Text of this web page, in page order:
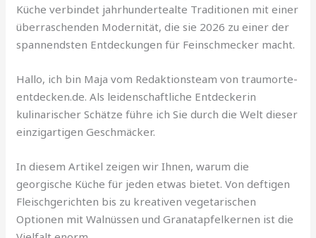
Küche verbindet jahrhundertealte Traditionen mit einer
überraschenden Modernität, die sie 2026 zu einer der
spannendsten Entdeckungen für Feinschmecker macht.
Hallo, ich bin Maja vom Redaktionsteam von traumorte-
entdecken.de. Als leidenschaftliche Entdeckerin
kulinarischer Schätze führe ich Sie durch die Welt dieser
einzigartigen Geschmäcker.
In diesem Artikel zeigen wir Ihnen, warum die
georgische Küche für jeden etwas bietet. Von deftigen
Fleischgerichten bis zu kreativen vegetarischen
Optionen mit Walnüssen und Granatapfelkernen ist die